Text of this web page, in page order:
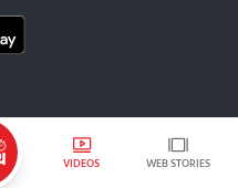
VIDEOS WEB STORIES